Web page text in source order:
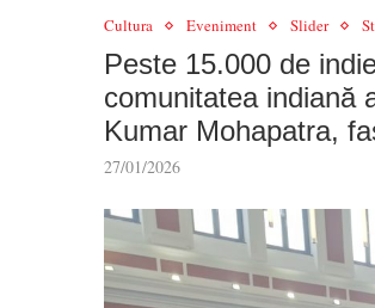
Cultura Eveniment Slider
Peste 15.000 de
comunitatea indiană
Kumar Mohapatra,
27/01/2026